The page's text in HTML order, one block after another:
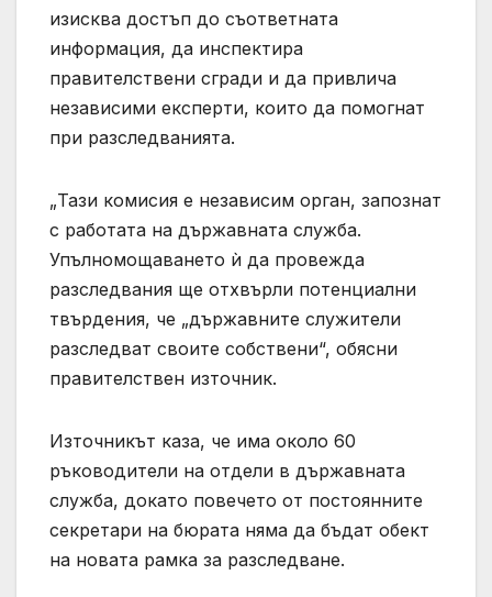
изисква достъп до съответната
информация, да инспектира
правителствени сгради и да привлича
независими експерти, които да помогнат
при разследванията.
„Тази комисия е независим орган, запознат
с работата на държавната служба.
Упълномощаването ѝ да провежда
разследвания ще отхвърли потенциални
твърдения, че „държавните служители
разследват своите собствени“, обясни
правителствен източник.
Източникът каза, че има около 60
ръководители на отдели в държавната
служба, докато повечето от постоянните
секретари на бюрата няма да бъдат обект
на новата рамка за разследване.